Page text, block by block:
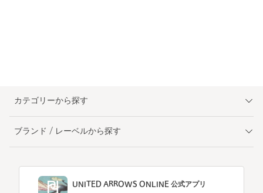
カテゴリーから探す
ブランド / レーベルから探す
UNITED ARROWS ONLINE 公式アプリ